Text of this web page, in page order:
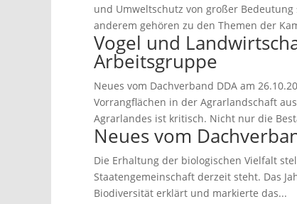
und Umweltschutz von großer
anderem gehören zu den Themen der
Vogel und
Arbeitsgruppe
Neues vom Dachverband DDA am
Vorrangflächen in der Agrarlandschaft
Agrarlandes ist kritisch. Nicht nur die
Neues vom
Die Erhaltung der biologischen Vielfalt
Staatengemeinschaft derzeit steht. Das
Biodiversität erklärt und markierte das...